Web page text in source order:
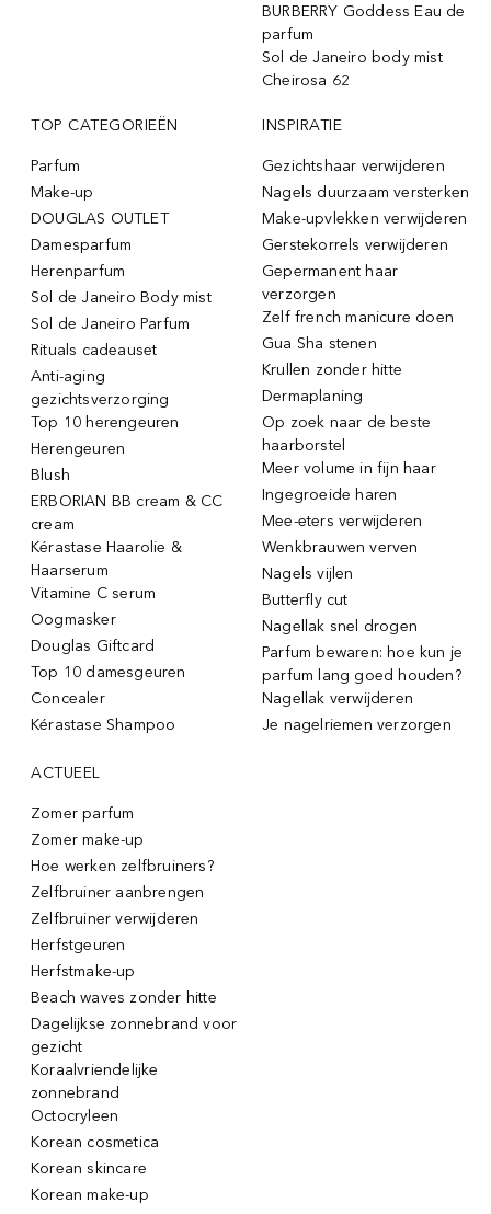
BURBERRY Goddess Eau de
parfum
Sol de Janeiro body mist
Cheirosa 62
TOP CATEGORIEËN
Parfum
Make-up
DOUGLAS OUTLET
Damesparfum
Herenparfum
Sol de Janeiro Body mist
Sol de Janeiro Parfum
Rituals cadeauset
Anti-aging
gezichtsverzorging
Top 10 herengeuren
Herengeuren
Blush
ERBORIAN BB cream & CC
cream
Kérastase Haarolie &
Haarserum
Vitamine C serum
Oogmasker
Douglas Giftcard
Top 10 damesgeuren
Concealer
Kérastase Shampoo
INSPIRATIE
Gezichtshaar verwijderen
Nagels duurzaam versterken
Make-upvlekken verwijderen
Gerstekorrels verwijderen
Gepermanent haar
verzorgen
Zelf french manicure doen
Gua Sha stenen
Krullen zonder hitte
Dermaplaning
Op zoek naar de beste
haarborstel
Meer volume in fijn haar
Ingegroeide haren
Mee-eters verwijderen
Wenkbrauwen verven
Nagels vijlen
Butterfly cut
Nagellak snel drogen
Parfum bewaren: hoe kun je
parfum lang goed houden?
Nagellak verwijderen
Je nagelriemen verzorgen
ACTUEEL
Zomer parfum
Zomer make-up
Hoe werken zelfbruiners?
Zelfbruiner aanbrengen
Zelfbruiner verwijderen
Herfstgeuren
Herfstmake-up
Beach waves zonder hitte
Dagelijkse zonnebrand voor
gezicht
Koraalvriendelijke
zonnebrand
Octocryleen
Korean cosmetica
Korean skincare
Korean make-up